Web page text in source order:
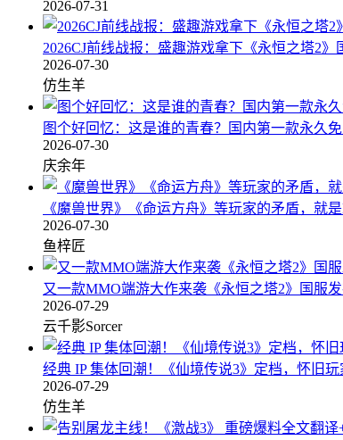
2026-07-31
2026CJ前线战报：盛趣游戏拿下《永恒之塔2》
2026-07-30
仿生羊
图个好回忆：这是谁的青春？国内第一款永久
2026-07-30
庆余年
《魔兽世界》《命运方舟》等玩家的矛盾，就
2026-07-30
鱼梓匠
又一款MMO端游大作来袭《永恒之塔2》国服
2026-07-29
云千影Sorcer
经典 IP 集体回潮！《仙境传说3》定档，怀旧
2026-07-29
仿生羊